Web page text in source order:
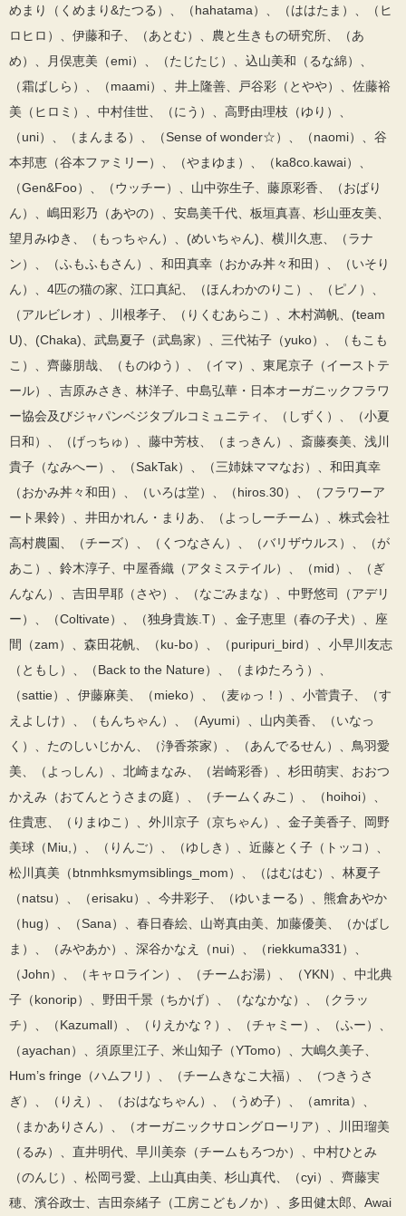
めまり（くめまり&たつる）、（hahatama）、（ははたま）、（ヒ
ロヒロ）、伊藤和子、（あとむ）、農と生きもの研究所、（あ
め）、月俣恵美（emi）、（たじたじ）、込山美和（るな綿）、
（霜ばしら）、（maami）、井上隆善、戸谷彩（とやや）、佐藤裕
美（ヒロミ）、中村佳世、（にう）、高野由理枝（ゆり）、
（uni）、（まんまる）、（Sense of wonder☆）、（naomi）、谷
本邦恵（谷本ファミリー）、（やまゆま）、（ka8co.kawai）、
（Gen&Foo）、（ウッチー）、山中弥生子、藤原彩香、（おばり
ん）、嶋田彩乃（あやの）、安島美千代、板垣真喜、杉山亜友美、
望月みゆき、（もっちゃん）、(めいちゃん)、横川久恵、（ラナ
ン）、（ふもふもさん）、和田真幸（おかみ丼々和田）、（いそり
ん）、4匹の猫の家、江口真紀、（ほんわかのりこ）、（ピノ）、
（アルビレオ）、川根孝子、（りくむあらこ）、木村満帆、(team
U)、(Chaka)、武島夏子（武島家）、三代祐子（yuko）、（もこも
こ）、齊藤朋哉、（ものゆう）、（イマ）、東尾京子（イーストテ
ール）、吉原みさき、林洋子、中島弘華・日本オーガニックフラワ
ー協会及びジャパンベジタブルコミュニティ、（しずく）、（小夏
日和）、（げっちゅ）、藤中芳枝、（まっきん）、斎藤奏美、浅川
貴子（なみへー）、（SakTak）、（三姉妹ママなお）、和田真幸
（おかみ丼々和田）、（いろは堂）、（hiros.30）、（フラワーア
ート果鈴）、井田かれん・まりあ、（よっしーチーム）、株式会社
高村農園、（チーズ）、（くつなさん）、（バリザウルス）、（が
あこ）、鈴木淳子、中屋香織（アタミステイル）、（mid）、（ぎ
んなん）、吉田早耶（さや）、（なごみまな）、中野悠司（アデリ
ー）、（Coltivate）、（独身貴族.T）、金子恵里（春の子犬）、座
間（zam）、森田花帆、（ku-bo）、（puripuri_bird）、小早川友志
（ともし）、（Back to the Nature）、（まゆたろう）、
（sattie）、伊藤麻美、（mieko）、（麦ゅっ！）、小菅貴子、（す
えよしけ）、（もんちゃん）、（Ayumi）、山内美香、（いなっ
く）、たのしいじかん、（浄香茶家）、（あんでるせん）、鳥羽愛
美、（よっしん）、北崎まなみ、（岩崎彩香）、杉田萌実、おおつ
かえみ（おてんとうさまの庭）、（チームくみこ）、（hoihoi）、
住貴恵、（りまゆこ）、外川京子（京ちゃん）、金子美香子、岡野
美球（Miu,）、（りんご）、（ゆしき）、近藤とく子（トッコ）、
松川真美（btnmhksmymsiblings_mom）、（はむはむ）、林夏子
（natsu）、（erisaku）、今井彩子、（ゆいまーる）、熊倉あやか
（hug）、（Sana）、春日春絵、山嵜真由美、加藤優美、（かばし
ま）、（みやあか）、深谷かなえ（nui）、（riekkuma331）、
（John）、（キャロライン）、（チームお湯）、（YKN）、中北典
子（konorip）、野田千景（ちかげ）、（ななかな）、（クラッ
チ）、（Kazumall）、（りえかな？）、（チャミー）、（ふー）、
（ayachan）、須原里江子、米山知子（YTomo）、大嶋久美子、
Hum’s fringe（ハムフリ）、（チームきなこ大福）、（つきうさ
ぎ）、（りえ）、（おはなちゃん）、（うめ子）、（amrita）、
（まかありさん）、（オーガニックサロングローリア）、川田瑠美
（るみ）、直井明代、早川美奈（チームもろつか）、中村ひとみ
（のんじ）、松岡弓愛、上山真由美、杉山真代、（cyi）、齊藤実
穂、濱谷政士、吉田奈緒子（工房こどもノか）、多田健太郎、Awai